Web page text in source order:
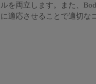
ルを両立します。また、
に適応させることで適切な